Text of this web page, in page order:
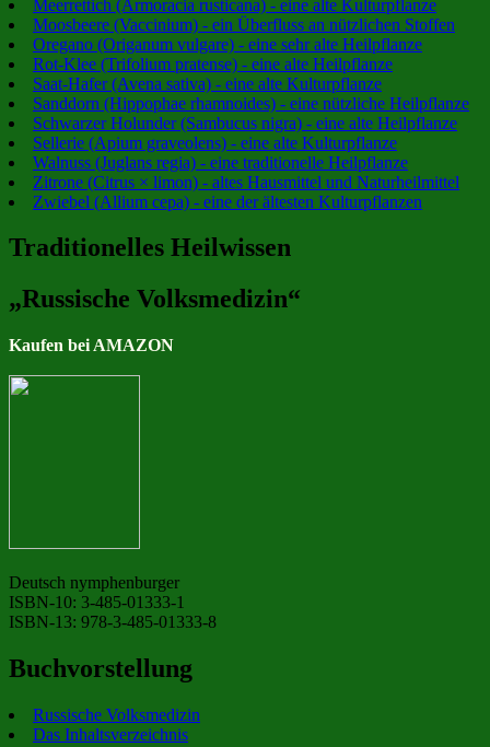
Meerrettich (Armoracia rusticana) - eine alte Kulturpflanze
Moosbeere (Vaccinium) - ein Überfluss an nützlichen Stoffen
Oregano (Origanum vulgare) - eine sehr alte Heilpflanze
Rot-Klee (Trifolium pratense) - eine alte Heilpflanze
Saat-Hafer (Avena sativa) - eine alte Kulturpflanze
Sanddorn (Hippophae rhamnoides) - eine nützliche Heilpflanze
Schwarzer Holunder (Sambucus nigra) - eine alte Heilpflanze
Sellerie (Apium graveolens) - eine alte Kulturpflanze
Walnuss (Juglans regia) - eine traditionelle Heilpflanze
Zitrone (Citrus × limon) - altes Hausmittel und Naturheilmittel
Zwiebel (Allium cepa) - eine der ältesten Kulturpflanzen
Traditionelles Heilwissen
„Russische Volksmedizin“
Kaufen bei AMAZON
Deutsch nymphenburger
ISBN-10: 3-485-01333-1
ISBN-13: 978-3-485-01333-8
Buchvorstellung
Russische Volksmedizin
Das Inhaltsverzeichnis